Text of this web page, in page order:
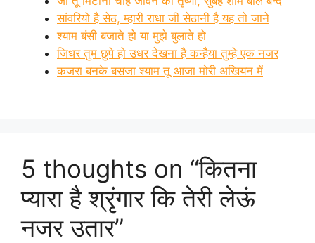
सांवरियो है सेठ, म्हारी राधा जी सेठानी है यह तो जाने
श्याम बंसी बजाते हो या मुझे बुलाते हो
जिधर तुम छुपे हो उधर देखना है कन्हैया तुम्हे एक नजर
कजरा बनके बसजा श्याम तू आजा मोरी अखियन में
5 thoughts on “कितना
प्यारा है श्रृंगार कि तेरी लेऊं
नजर उतार”